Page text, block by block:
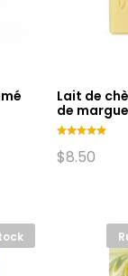
Lait de
de
Note
5.00
$8.50